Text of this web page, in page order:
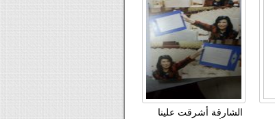
الشارقة أشرقت علينا